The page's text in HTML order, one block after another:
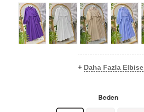
+ Daha Fazla Elbise
Beden